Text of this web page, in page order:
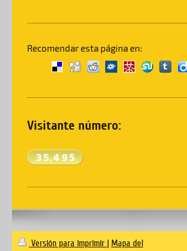
Recomendar esta página en:
Visitante número:
Versión para imprimir | Mapa del